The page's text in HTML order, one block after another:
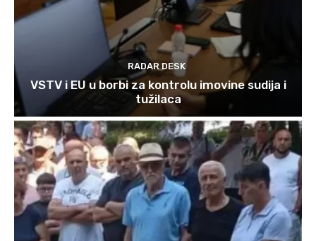
RADAR DESK
VSTV i EU u borbi za kontrolu imovine sudija i
tužilaca